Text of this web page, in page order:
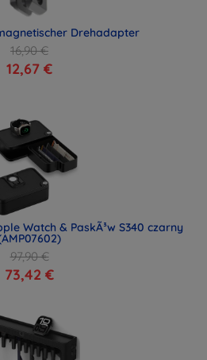
Drehadapter
16,90 €
12,67 €
Watch & PaskÃ³w S340 czarny
97,90 €
73,42 €